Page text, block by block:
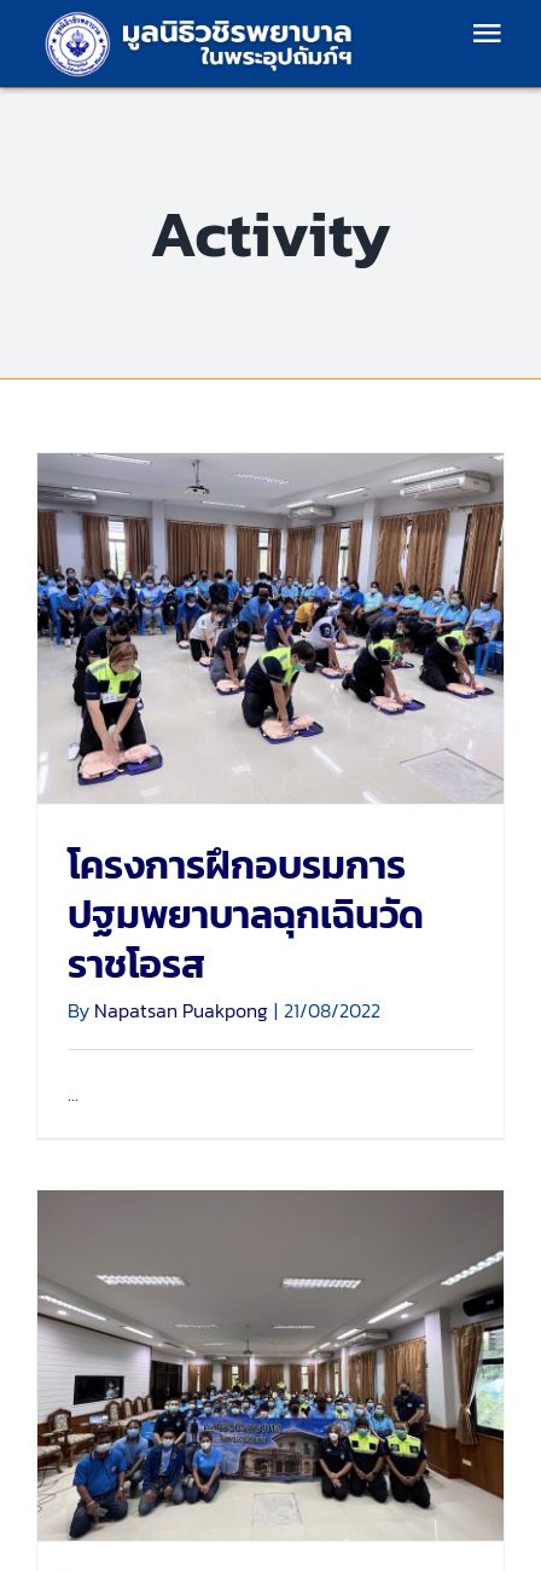
content
ข้อมูลข่าวสาร
ร่วมบริจาค
ติดต่อเรา
Activity
โครงการฝึกอบรมการ
ปฐมพยาบาลฉุกเฉินวัด
ราชโอรส
โครงการฝึกอบรมการ
ปฐมพยาบาลฉุกเฉินวัด
ราชโอรส
By Napatsan Puakpong | 21/08/2022
...
โครงการฝึกอบรมอาสา
ฉุกเฉิน จังหวัดนครสวรรค์